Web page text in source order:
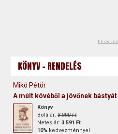
hirdetés
KÖNYV - RENDELÉS
Mikó Pétör
A múlt kövéből a jövőnek bástyát
Könyv
Bolti ár:3 990 Ft
Netes ár:3 591 Ft
10% kedvezménnyel